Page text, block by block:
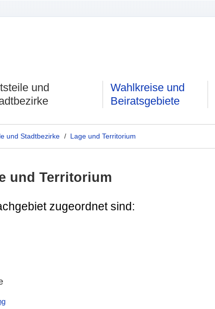
und
Wahlkreise und
Beiratsgebiete
und Stadtbezirke / Lage und Territorium
und Territorium
zugeordnet sind: